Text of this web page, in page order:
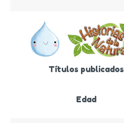
Títulos publicados
Edad